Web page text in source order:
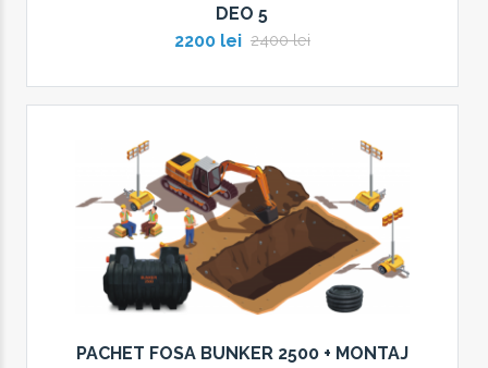
DEO 5
2400 lei
2200 lei
PACHET FOSA BUNKER 2500 + MONTAJ